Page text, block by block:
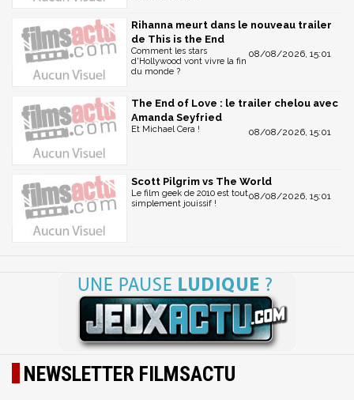
Rihanna meurt dans le nouveau trailer
de This is the End
08/08/2026, 15:01
Comment les stars
d'Hollywood vont vivre la fin
du monde ?
The End of Love : le trailer chelou avec
Amanda Seyfried
08/08/2026, 15:01
Et Michael Cera !
Scott Pilgrim vs The World
08/08/2026, 15:01
Le film geek de 2010 est tout
simplement jouissif !
NEWSLETTER FILMSACTU